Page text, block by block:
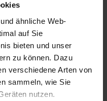
ähnliche Web-
auf Sie
bieten und unser
zu können. Dazu
verschiedene Arten von
sammeln, wie Sie
nutzen.